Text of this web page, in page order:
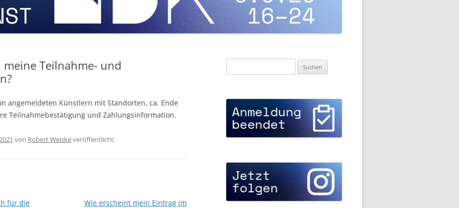
Teilnahme- und
angemeldeten Künstlern mit Standorten, ca. Ende
Teilnahmebestätigung und Zahlungsinformation.
von Robert Weiskeveröffentlicht.
für die
Wie erscheint mein Eintrag im
nach: